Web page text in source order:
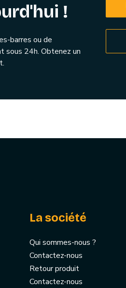
!
barres ou de
sous 24h. Obtenez un
La société
Qui sommes-nous ?
Contactez-nous
Retour produit
Contactez-nous